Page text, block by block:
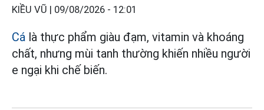
KIỀU VŨ | 09/08/2026 - 12:01
Cá là thực phẩm giàu đạm, vitamin và khoáng
chất, nhưng mùi tanh thường khiến nhiều người
e ngại khi chế biến.